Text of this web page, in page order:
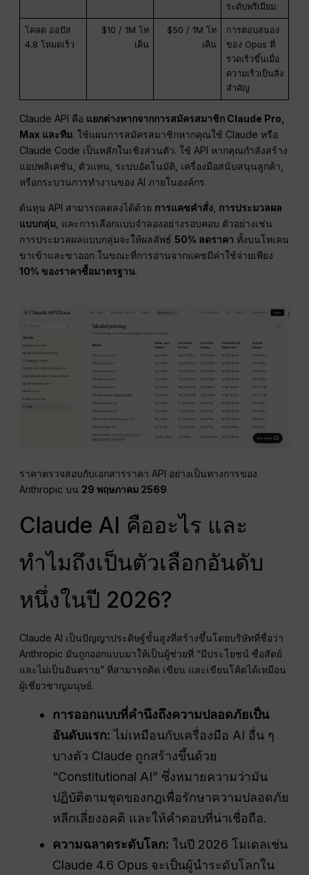
ระดับพรีเมียม
โคลด ออปัส
4.8 โหมดเร็ว
$10 / 1M โท
เค็น
$50 / 1M โท
เค็น
การตอบสนอง
ของ Opus ที่
รวดเร็วขึ้นเมื่อ
ความเร็วเป็นสิ่ง
สำคัญ
Claude API คือ แยกต่างหากจากการสมัครสมาชิก Claude Pro,
Max และทีม. ใช้แผนการสมัครสมาชิกหากคุณใช้ Claude หรือ
Claude Code เป็นหลักในเชิงส่วนตัว. ใช้ API หากคุณกำลังสร้าง
แอปพลิเคชัน, ตัวแทน, ระบบอัตโนมัติ, เครื่องมือสนับสนุนลูกค้า,
หรือกระบวนการทำงานของ AI ภายในองค์กร.
ต้นทุน API สามารถลดลงได้ด้วย การแคชคำสั่ง การประมวลผล
แบบกลุ่ม , และการเลือกแบบจำลองอย่างรอบคอบ ตัวอย่างเช่น
การประมวลผลแบบกลุ่มจะให้ผลลัพธ์50% ลดราคา ทั้งบนโทเคน
ขาเข้าและขาออก ในขณะที่การอ่านจากแคชมีค่าใช้จ่ายเพียง
10% ของราคาซื้อมาตรฐาน.
ราคาตรวจสอบกับเอกสารราคา API อย่างเป็นทางการของ
Anthropic บน 29 พฤษภาคม 2569.
Claude AI คืออะไร และ
ทำไมถึงเป็นตัวเลือกอันดับ
หนึ่งในปี 2026?
Claude AI เป็นปัญญาประดิษฐ์ขั้นสูงที่สร้างขึ้นโดยบริษัทที่ชื่อว่า
Anthropic มันถูกออกแบบมาให้เป็นผู้ช่วยที่ “มีประโยชน์ ซื่อสัตย์
และไม่เป็นอันตราย” ที่สามารถคิด เขียน และเขียนโค้ดได้เหมือน
ผู้เชี่ยวชาญมนุษย์.
การออกแบบที่คำนึงถึงความปลอดภัยเป็น
อันดับแรก: ไม่เหมือนกับเครื่องมือ AI อื่น ๆ
บางตัว Claude ถูกสร้างขึ้นด้วย
“Constitutional AI” ซึ่งหมายความว่ามัน
ปฏิบัติตามชุดของกฎเพื่อรักษาความปลอดภัย
หลีกเลี่ยงอคติ และให้คำตอบที่น่าเชื่อถือ.
ความฉลาดระดับโลก: ในปี 2026 โมเดลเช่น
Claude 4.6 Opus จะเป็นผู้นำระดับโลกใน